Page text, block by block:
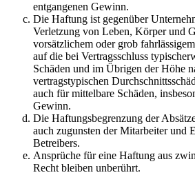
entgangenen Gewinn.
Die Haftung ist gegenüber
Verletzung von Leben, Körper und
vorsätzlichem oder grob
auf die bei Vertragsschluss
Schäden und im Übrigen der Höhe
vertragstypischen
auch für mittelbare Schäden,
Gewinn.
Die Haftungsbegrenzung der
auch zugunsten der Mitarbeiter und
Betreibers.
Ansprüche für eine Haftung aus
Recht bleiben unberührt.